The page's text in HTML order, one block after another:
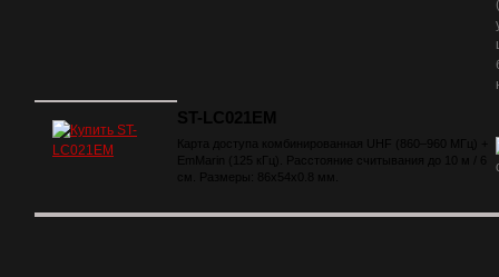
ST-LC021EM
Карта доступа комбинированная UHF (860–960 МГц) +
EmMarin (125 кГц). Расстояние считывания до 10 м / 6
см. Размеры: 86х54х0.8 мм.